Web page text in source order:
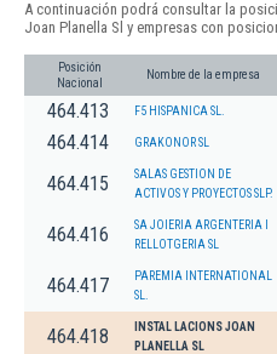
A continuación podrá consultar la
Joan Planella Sl y empresas con
Posición
Nacional
Nombre de la empresa
464.413 F5 HISPANICA SL.
464.414 GRAKONOR SL
464.415
SALAS GESTION DE
ACTIVOS Y PROYECTOS SLP.
464.416
SA JOIERIA ARGENTERIA I
RELLOTGERIA SL
464.417
PAREMIA INTERNATIONAL
SL.
464.418
INSTAL LACIONS JOAN
PLANELLA SL